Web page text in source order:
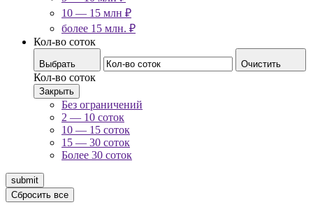
10 — 15 млн ₽
более 15 млн. ₽
Кол-во соток
Выбрать Очистить
Кол-во соток
Закрыть
Без ограничений
2 — 10 соток
10 — 15 соток
15 — 30 соток
Более 30 соток
submit
Сбросить все